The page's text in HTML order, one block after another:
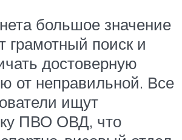
большое значение
грамотный поиск и
достоверную
от неправильной. Все
ищут
ПВО ОВД, что